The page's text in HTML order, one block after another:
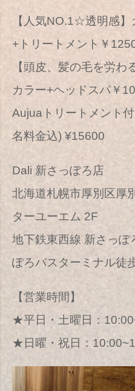
【人気NO.1☆透明感
+トリートメント￥
【頭皮、髪の毛を労
カラー+ヘッドスパ￥
Aujuaトリートメント
名料金込) ¥15600
Dali 新さっぽろ店
北海道札幌市厚別区厚
ターユーエム 2F
地下鉄東西線 新さっぽ
ぽろバスターミナル徒
【営業時間】
★平日・土曜日：
★日曜・祝日：